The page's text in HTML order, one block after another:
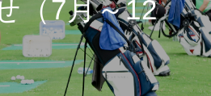
（7月～12
）